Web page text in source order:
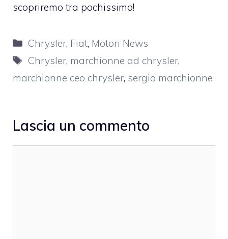
scopriremo tra pochissimo!
Categorie
Chrysler, Fiat, Motori News
Tag
Chrysler, marchionne ad chrysler,
marchionne ceo chrysler, sergio marchionne
Lascia un commento